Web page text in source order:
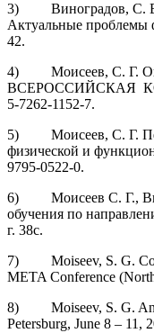
3) Виноградов, С. В.
Актуальные проблемы
42.
4) Моисеев, С. Г.
ВСЕРОССИЙСКАЯ
5-7262-1152-7.
5) Моисеев, С. Г.
физической и
9795-0522-0.
6) Моисеев С. Г.,
обучения по
г. 38с.
7) Moiseev, S. G.
META Conference
8) Moiseev, S. G. Anti-
Petersburg, June 8 – 11,